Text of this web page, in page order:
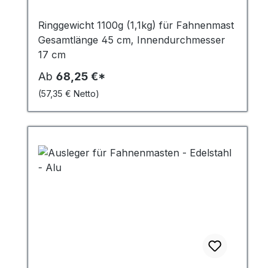
Ringgewicht 1100g (1,1kg) für Fahnenmast
Gesamtlänge 45 cm, Innendurchmesser
17 cm
Ab 68,25 €*
(57,35 € Netto)